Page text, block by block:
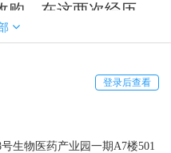
购。在这两次经历
创科技公司。2020
，专门研究超声医
雄厚，有麻省理
的高材生，目前已
统，全新的成像算
登录后查看
生物医药产业园一期A7楼501